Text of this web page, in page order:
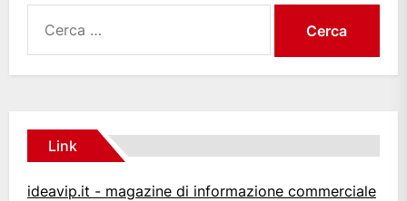
per:
Link
ideavip.it - magazine di informazione commerciale